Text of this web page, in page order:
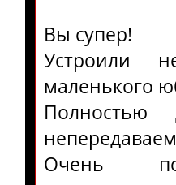
Вы супер!
Устроили
маленького
Очень